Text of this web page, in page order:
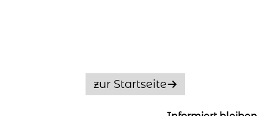
der
zur Startseite